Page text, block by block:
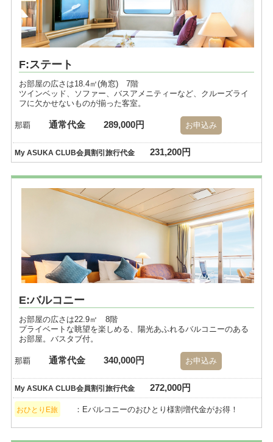
F:ステート
お部屋の広さは18.4㎡(角窓) 7階
ツインベッド、ソファー、バスアメニティーなど、クルーズライ
フに欠かせないものが揃った客室。
那覇 通常代金 289,000円 お申込み
My ASUKA CLUB会員割引旅行代金 231,200円
E:バルコニー
お部屋の広さは22.9㎡ 8階
プライベートな眺望を楽しめる、陽光あふれるバルコニーのある
お部屋。バスタブ付。
那覇 通常代金 340,000円 お申込み
My ASUKA CLUB会員割引旅行代金 272,000円
おひとりE旅 ：Eバルコニーのおひとり様割増代金がお得！